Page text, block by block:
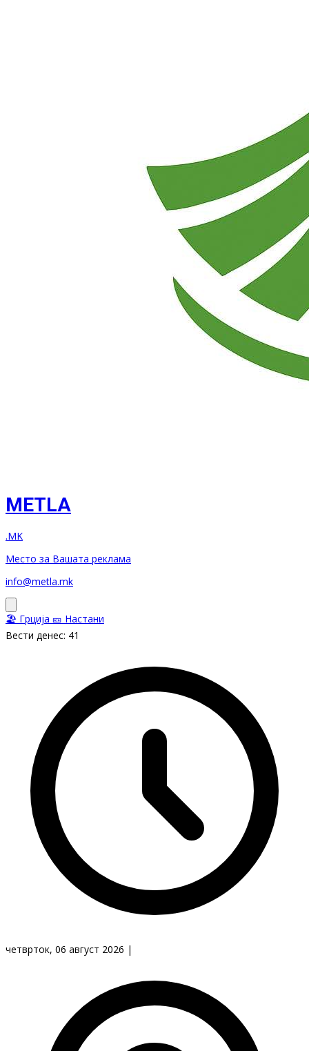
METLA
.MK
Место за Вашата реклама
info@metla.mk
🏖️ Грција 🎫 Настани
Вести денес: 41
четврток, 06 август 2026 |